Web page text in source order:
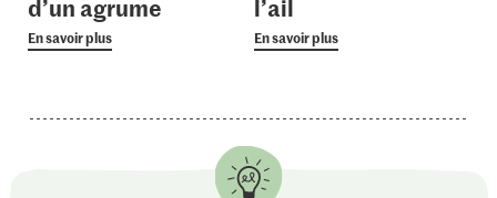
d’un agrume
En savoir plus
l’ail
En savoir plus